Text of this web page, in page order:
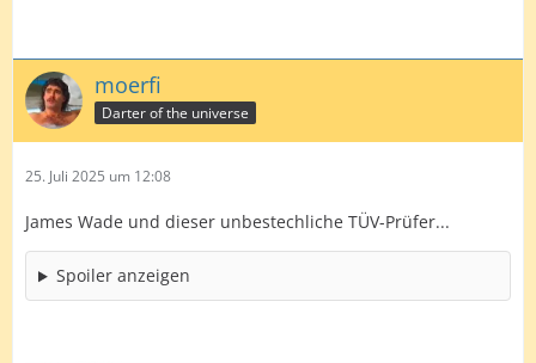
moerfi
Darter of the universe
25. Juli 2025 um 12:08
James Wade und dieser unbestechliche TÜV-Prüfer...
Spoiler anzeigen